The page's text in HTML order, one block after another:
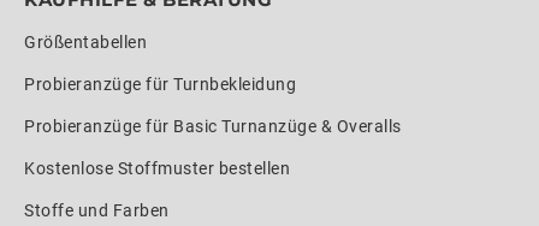
Größentabellen
Probieranzüge für Turnbekleidung
Probieranzüge für Basic Turnanzüge & Overalls
Kostenlose Stoffmuster bestellen
Stoffe und Farben